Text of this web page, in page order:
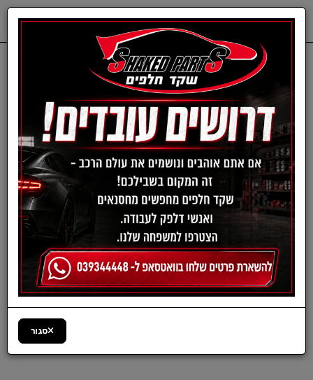
חלפים מכנים MITSUBISHI פילטר מזגן - מיצובישי
פילטר מזגן מיצובישי פאג'רו
קינג מ01
סגור